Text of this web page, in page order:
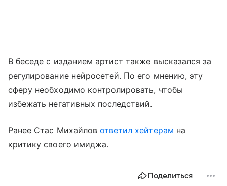
В беседе с изданием артист также высказался за
регулирование нейросетей. По его мнению, эту
сферу необходимо контролировать, чтобы
избежать негативных последствий.
Ранее Стас Михайлов ответил хейтерам на
критику своего имиджа.
Поделиться